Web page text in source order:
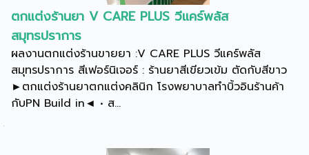
ตกแต่งร้านยา V CARE PLUS วีแคร์พลัส
สมุทรปราการ
ผลงานตกแต่งร้านขายยา :V CARE PLUS วีแคร์พลัส
สมุทรปราการ สีเฟอร์นิเจอร์ : ร้านยาสีเขียวเข้ม ตัดกับสีขาว
►ตกแต่งร้านยาตกแต่งคลินิก โรงพยาบาลทำบิ้วอินร้านค้า
กับPN Build in◄ • ส...